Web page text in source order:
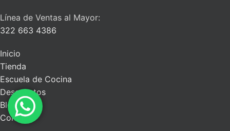
Línea de Ventas al Mayor:
322 663 4386
Inicio
Tienda
Escuela de Cocina
Descuentos
Blog
Contacto